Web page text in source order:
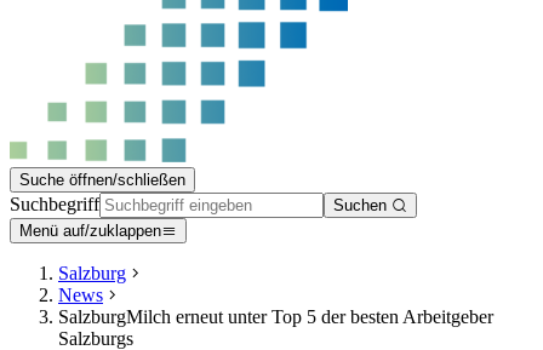
Suche öffnen/schließen
Suchbegriff
Suchen
Menü auf/zuklappen
Salzburg
News
SalzburgMilch erneut unter Top 5 der besten Arbeitgeber
Salzburgs